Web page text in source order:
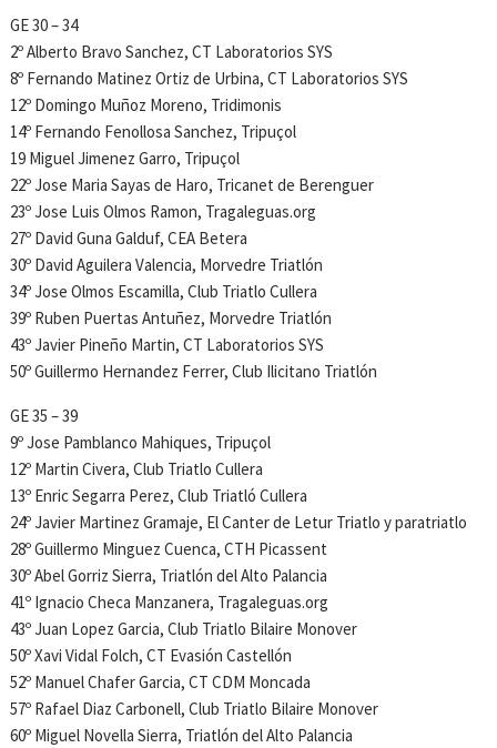
GE 30 – 34
2º Alberto Bravo Sanchez, CT Laboratorios SYS
8º Fernando Matinez Ortiz de Urbina, CT Laboratorios SYS
12º Domingo Muñoz Moreno, Tridimonis
14º Fernando Fenollosa Sanchez, Tripuçol
19 Miguel Jimenez Garro, Tripuçol
22º Jose Maria Sayas de Haro, Tricanet de Berenguer
23º Jose Luis Olmos Ramon, Tragaleguas.org
27º David Guna Galduf, CEA Betera
30º David Aguilera Valencia, Morvedre Triatlón
34º Jose Olmos Escamilla, Club Triatlo Cullera
39º Ruben Puertas Antuñez, Morvedre Triatlón
43º Javier Pineño Martin, CT Laboratorios SYS
50º Guillermo Hernandez Ferrer, Club Ilicitano Triatlón
GE 35 – 39
9º Jose Pamblanco Mahiques, Tripuçol
12º Martin Civera, Club Triatlo Cullera
13º Enric Segarra Perez, Club Triatló Cullera
24º Javier Martinez Gramaje, El Canter de Letur Triatlo y paratriatlo
28º Guillermo Minguez Cuenca, CTH Picassent
30º Abel Gorriz Sierra, Triatlón del Alto Palancia
41º Ignacio Checa Manzanera, Tragaleguas.org
43º Juan Lopez Garcia, Club Triatlo Bilaire Monover
50º Xavi Vidal Folch, CT Evasión Castellón
52º Manuel Chafer Garcia, CT CDM Moncada
57º Rafael Diaz Carbonell, Club Triatlo Bilaire Monover
60º Miguel Novella Sierra, Triatlón del Alto Palancia